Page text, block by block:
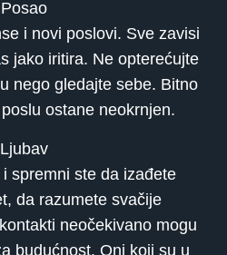
Posao
i novi poslovi. Sve zavisi
jako iritira. Ne opterećujte
nego gledajte sebe. Bitno
ostane neokrnjen.
Ljubav
spremni ste da izađete
da razumete svačije
neočekivano mogu
budućnost. Oni koji su u